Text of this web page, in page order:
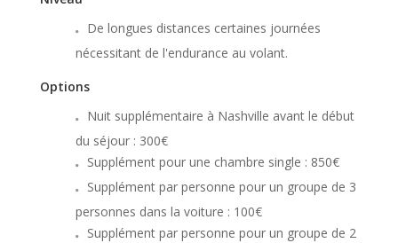
De longues distances certaines journées
nécessitant de l'endurance au volant.
Options
Nuit supplémentaire à Nashville avant le début
du séjour : 300€
Supplément pour une chambre single : 850€
Supplément par personne pour un groupe de 3
personnes dans la voiture : 100€
Supplément par personne pour un groupe de 2